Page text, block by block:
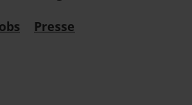
Presse